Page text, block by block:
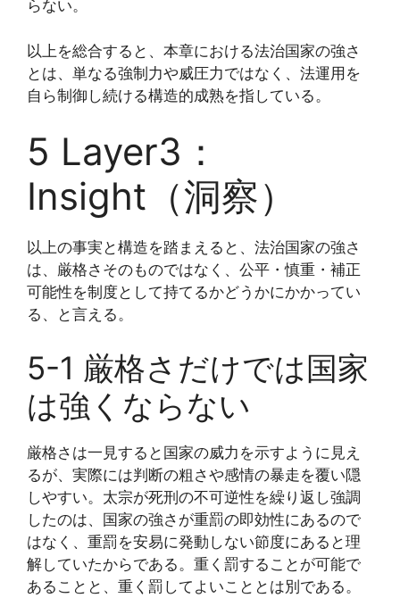
らない。
以上を総合すると、本章における法治国家の強さ
とは、単なる強制力や威圧力ではなく、法運用を
自ら制御し続ける構造的成熟を指している。
5 Layer3：
Insight（洞察）
以上の事実と構造を踏まえると、法治国家の強さ
は、厳格さそのものではなく、公平・慎重・補正
可能性を制度として持てるかどうかにかかってい
る、と言える。
5-1 厳格さだけでは国家
は強くならない
厳格さは一見すると国家の威力を示すように見え
るが、実際には判断の粗さや感情の暴走を覆い隠
しやすい。太宗が死刑の不可逆性を繰り返し強調
したのは、国家の強さが重罰の即効性にあるので
はなく、重罰を安易に発動しない節度にあると理
解していたからである。重く罰することが可能で
あることと、重く罰してよいこととは別である。